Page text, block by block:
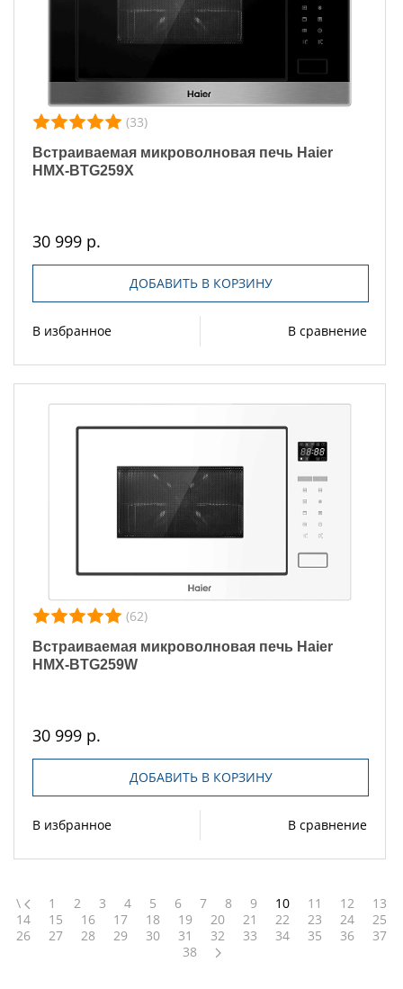
(33)
Встраиваемая микроволновая печь Haier
HMX-BTG259X
30 999 р.
ДОБАВИТЬ В КОРЗИНУ
В избранное В сравнение
(62)
Встраиваемая микроволновая печь Haier
HMX-BTG259W
30 999 р.
ДОБАВИТЬ В КОРЗИНУ
В избранное В сравнение
\ 1 2 3 4 5 6 7 8 9 10 11 12
13
14
15 16 17 18 19 20 21 22 23 24
25
26
27 28 29 30 31 32 33 34 35 36
37
38